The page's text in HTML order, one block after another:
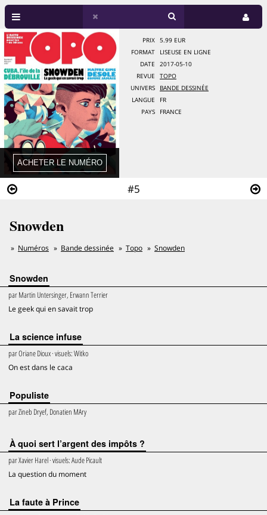
#5
PRIX
5.99 EUR
FORMAT
LISEUSE EN LIGNE
DATE
2017-05-10
REVUE
TOPO
UNIVERS
BANDE DESSINÉE
LANGUE
FR
PAYS
FRANCE
Snowden
Numéros Bande dessinée Topo Snowden
Snowden
parMartin Untersinger, Erwann Terrier
Le geek qui en savait trop
La science infuse
parOriane Dioux· visuels:Witko
On est dans le caca
Populiste
parZineb Dryef, Donatien MAry
À quoi sert l’argent des impôts ?
parXavier Harel· visuels:Aude Picault
La question du moment
La faute à Prince